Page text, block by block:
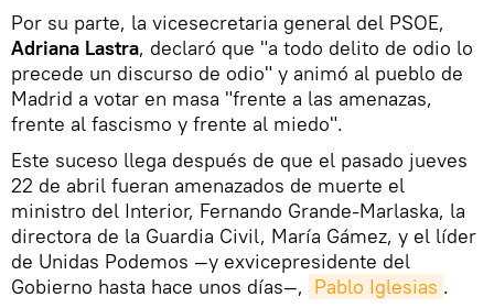
Por su parte, la vicesecretaria general del PSOE,
Adriana Lastra, declaró que "a todo delito de odio lo
precede un discurso de odio" y animó al pueblo de
Madrid a votar en masa "frente a las amenazas,
frente al fascismo y frente al miedo".
Este suceso llega después de que el pasado jueves
22 de abril fueran amenazados de muerte el
ministro del Interior, Fernando Grande-Marlaska, la
directora de la Guardia Civil, María Gámez, y el líder
de Unidas Podemos —y exvicepresidente del
Gobierno hasta hace unos días—, Pablo Iglesias .